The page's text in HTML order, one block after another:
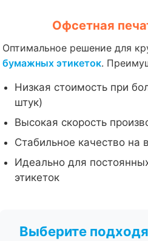
Офсетная
Оптимальное решение для
бумажных этикеток.
Низкая стоимость при
штук)
Высокая скорость
Стабильное качество на
Идеально для
этикеток
Выберите